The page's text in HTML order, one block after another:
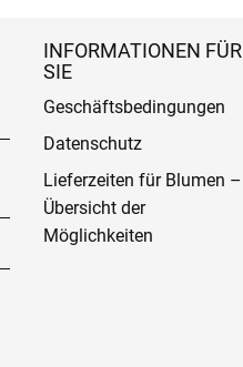
INFORMATIONEN FÜR
SIE
Geschäftsbedingungen
Datenschutz
Lieferzeiten für Blumen –
Übersicht der
Möglichkeiten